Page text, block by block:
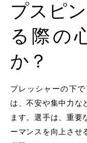
プスピ
る際の
か？
プレッシャーの下
は、不安や集中力な
ます。選手は、重要
ーマンスを向上させ